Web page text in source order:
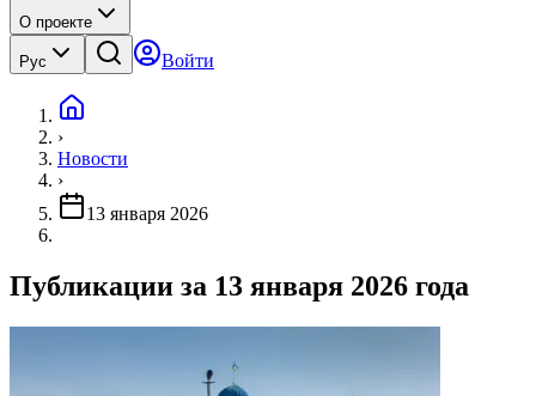
О проекте
Рус Войти
›
Новости
›
13 января 2026
Публикации за 13 января 2026 года